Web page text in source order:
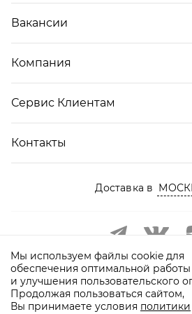
Вакансии
Компания
Сервис Клиентам
Контакты
Доставка в
Мы используем файлы cookie для
обеспечения оптимальной работы
и улучшения пользовательского
Продолжая пользоваться сайтом,
Вы принимаете условия политики